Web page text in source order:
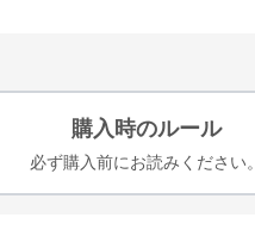
購入時のルール
必ず購入前にお読みください。